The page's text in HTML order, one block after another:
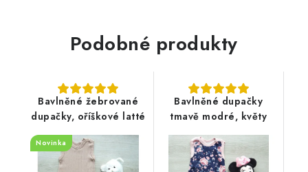
Podobné produkty
Bavlněné žebrované
dupačky, oříškové latté
Novinka
Bavlněné dupačky
tmavě modré, květy